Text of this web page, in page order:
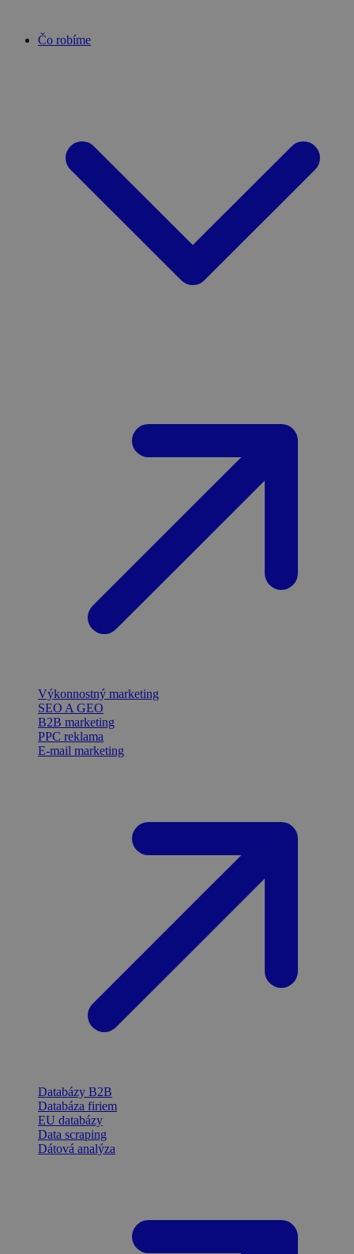
Čo robíme
Výkonnostný marketing
SEO A GEO
B2B marketing
PPC reklama
E-mail marketing
Databázy B2B
Databáza firiem
EU databázy
Data scraping
Dátová analýza